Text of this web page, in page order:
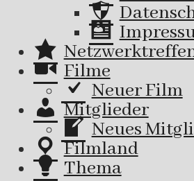
Filme
Neuer Film
Mitglieder
Neues
Filmland
Thema